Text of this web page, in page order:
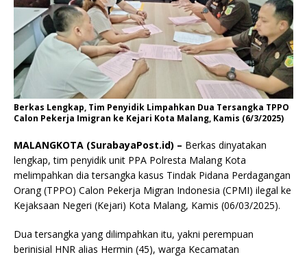
Berkas Lengkap, Tim Penyidik Limpahkan Dua Tersangka TPPO
Calon Pekerja Imigran ke Kejari Kota Malang, Kamis (6/3/2025)
MALANGKOTA (SurabayaPost.id) – Berkas dinyatakan
lengkap, tim penyidik unit PPA Polresta Malang Kota
melimpahkan dia tersangka kasus Tindak Pidana Perdagangan
Orang (TPPO) Calon Pekerja Migran Indonesia (CPMI) ilegal ke
Kejaksaan Negeri (Kejari) Kota Malang, Kamis (06/03/2025).
Dua tersangka yang dilimpahkan itu, yakni perempuan
berinisial HNR alias Hermin (45), warga Kecamatan